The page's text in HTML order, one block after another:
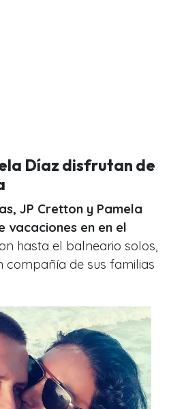
Díaz disfrutan de
JP Cretton y Pamela
vacaciones en en el
hasta el balneario solos,
compañía de sus familias